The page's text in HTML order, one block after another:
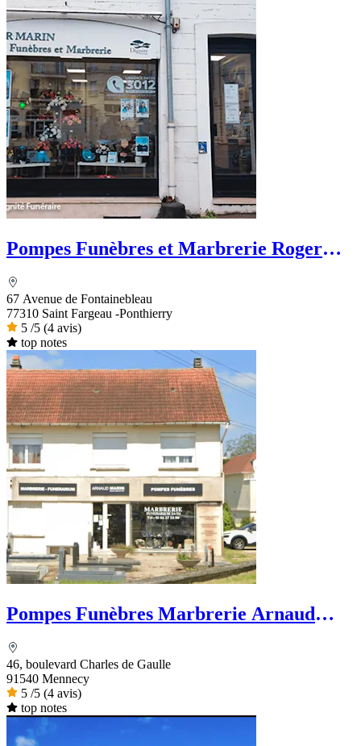
Pompes Funèbres et Marbrerie Roger
67 Avenue de Fontainebleau
77310 Saint Fargeau -Ponthierry
5 /5 (4 avis)
top notes
Pompes Funèbres Marbrerie Arnaud
46, boulevard Charles de Gaulle
91540 Mennecy
5 /5 (4 avis)
top notes